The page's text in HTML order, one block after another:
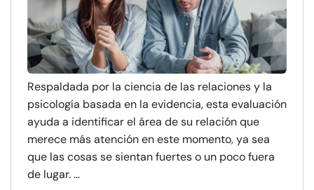
Respaldada por la ciencia de las relaciones y la
psicología basada en la evidencia, esta evaluación
ayuda a identificar el área de su relación que
merece más atención en este momento, ya sea
que las cosas se sientan fuertes o un poco fuera
de lugar. ...